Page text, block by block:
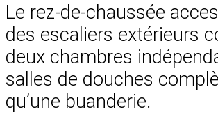
Le rez-de-chaussée
des escaliers extérieurs
deux chambres
salles de douches
qu’une buanderie.